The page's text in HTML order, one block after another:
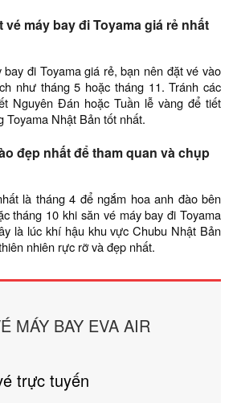
máy bay đi Toyama giá rẻ nhất
đi Toyama giá rẻ, bạn nên đặt vé vào
như tháng 5 hoặc tháng 11. Tránh các
Nguyên Đán hoặc Tuần lễ vàng để tiết
Toyama Nhật Bản tốt nhất.
đẹp nhất để tham quan và chụp
là tháng 4 để ngắm hoa anh đào bên
tháng 10 khi săn vé máy bay đi Toyama
là lúc khí hậu khu vực Chubu Nhật Bản
nhiên rực rỡ và đẹp nhất.
MÁY BAY EVA AIR
trực tuyến